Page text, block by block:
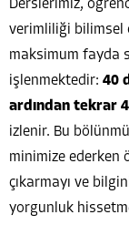
Derslerimiz,
verimliliği bilimsel
maksimum fayda
işlenmektedir: 40
ardından tekrar
izlenir. Bu
minimize ederken
çıkarmayı ve
yorgunluk